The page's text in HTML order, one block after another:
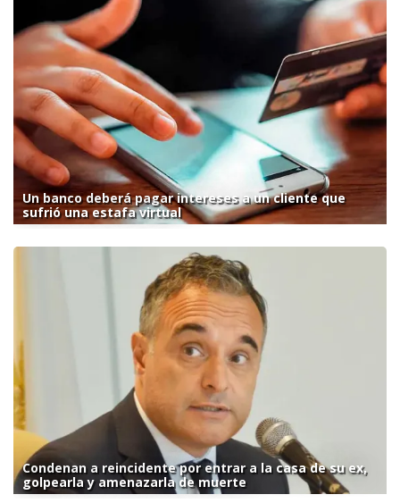
Un banco deberá pagar intereses a un cliente que
sufrió una estafa virtual
Condenan a reincidente por entrar a la casa de su ex,
golpearla y amenazarla de muerte